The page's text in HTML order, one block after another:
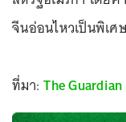
จีนอ่อนไหวเป็นพิเศ
ที่มา:The Guardian